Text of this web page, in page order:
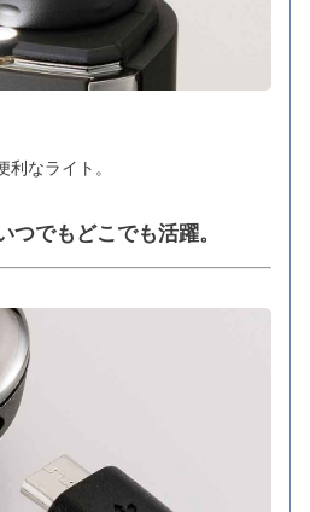
なライト。
つでもどこでも活躍。